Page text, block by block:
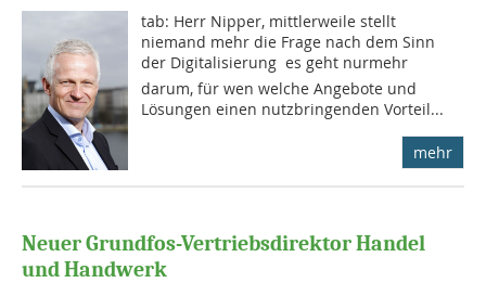
tab: Herr Nipper, mittlerweile stellt
niemand mehr die Frage nach dem Sinn
der Digitalisie­rung  es geht nurmehr
darum, für wen welche Angebote und
Lösungen einen nutz­brin­gen­den Vorteil...
mehr
Neuer Grundfos-Vertriebsdirektor Handel
und Handwerk